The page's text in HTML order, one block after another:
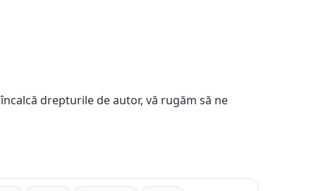
drepturile de autor, vă rugăm să ne